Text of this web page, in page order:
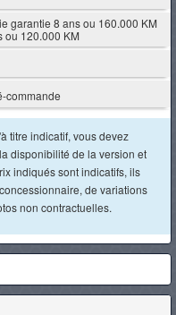
garantie 8 ans ou 160.000 KM
ou 120.000 KM
commande
titre indicatif, vous devez
disponibilité de la version et
indiqués sont indicatifs, ils
de variations
non contractuelles.